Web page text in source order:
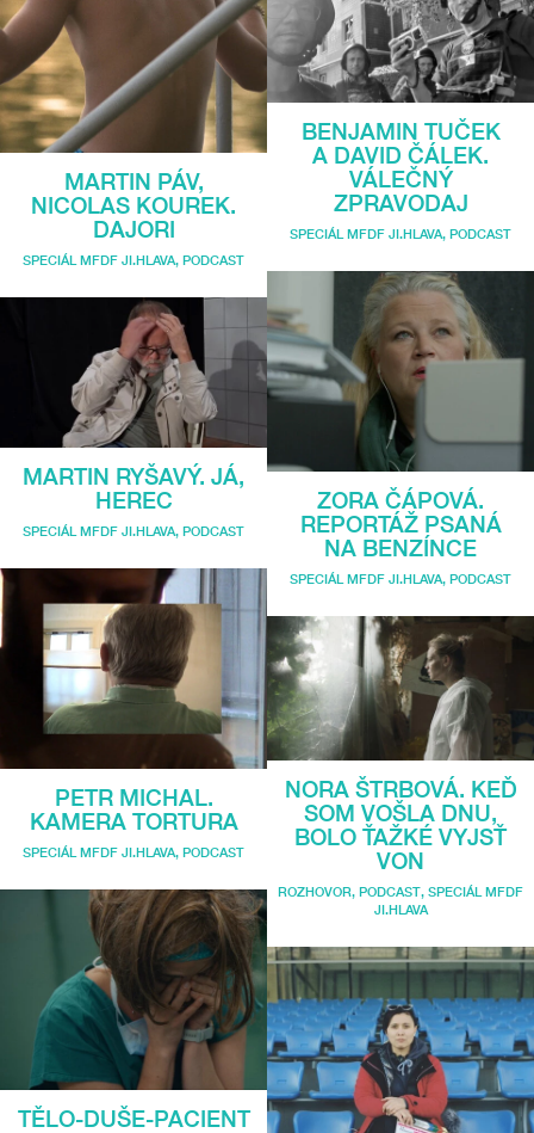
MARTIN PÁV,
NICOLAS KOUREK.
DAJORI
SPECIÁL MFDF JI.HLAVA, PODCAST
MARTIN RYŠAVÝ. JÁ,
HEREC
SPECIÁL MFDF JI.HLAVA, PODCAST
PETR MICHAL.
KAMERA TORTURA
SPECIÁL MFDF JI.HLAVA, PODCAST
TĚLO-DUŠE-PACIENT
BENJAMIN TUČEK
A DAVID ČÁLEK.
VÁLEČNÝ
ZPRAVODAJ
SPECIÁL MFDF JI.HLAVA, PODCAST
ZORA ČÁPOVÁ.
REPORTÁŽ PSANÁ
NA BENZÍNCE
SPECIÁL MFDF JI.HLAVA, PODCAST
NORA ŠTRBOVÁ. KEĎ
SOM VOŠLA DNU,
BOLO ŤAŽKÉ VYJSŤ
VON
ROZHOVOR PODCAST SPECIÁL MFDF
JI.HLAVA